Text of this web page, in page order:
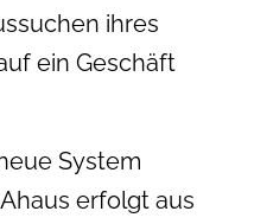
ihres
ein Geschäft
System
erfolgt aus